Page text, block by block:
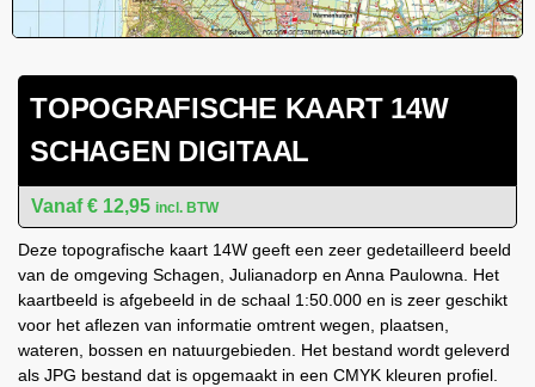
TOPOGRAFISCHE KAART 14W
SCHAGEN DIGITAAL
€ 12,95 incl. BTW
Deze topografische kaart 14W geeft een zeer gedetailleerd beeld
van de omgeving Schagen, Julianadorp en Anna Paulowna. Het
kaartbeeld is afgebeeld in de schaal 1:50.000 en is zeer geschikt
voor het aflezen van informatie omtrent wegen, plaatsen,
wateren, bossen en natuurgebieden. Het bestand wordt geleverd
als JPG bestand dat is opgemaakt in een CMYK kleuren profiel.